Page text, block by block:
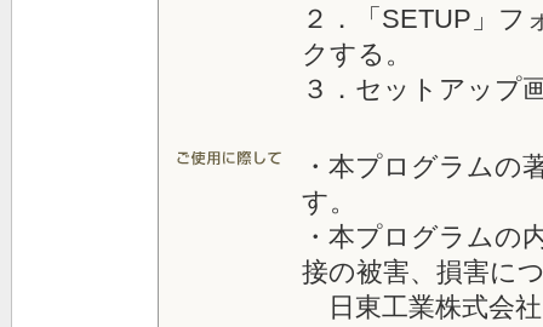
２．「SETUP」フ
クする。
３．セットアップ
・本プログラムの
す。
・本プログラムの
接の被害、損害に
日東工業株式会